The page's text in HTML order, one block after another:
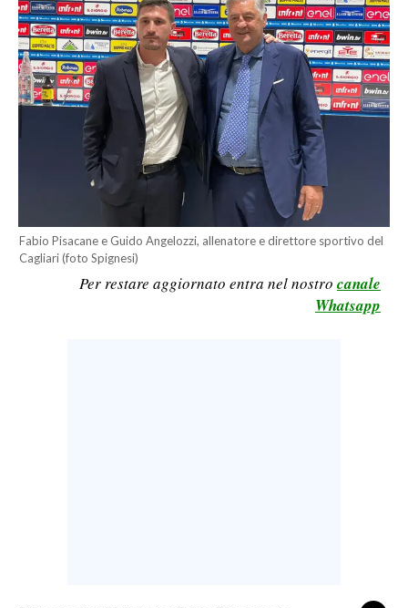
POLITICA
ECONOMIA
SERVIZI ALLE IMPRESE
SPORT IN SARDEGNA
SPORT
RISULTATI E CLASSIFICHE
Fabio Pisacane e Guido Angelozzi, allenatore e direttore sportivo del
Cagliari (foto Spignesi)
Per restare aggiornato entra nel nostro canale
Whatsapp